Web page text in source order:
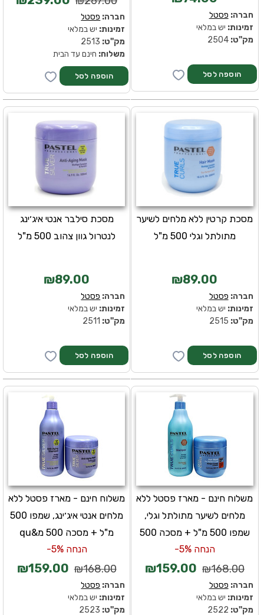
חברה: פסטל
זמינות: יש במלאי
מק''ט:
משלוח: חינם עד הבית
חברה: פסטל
זמינות: יש במלאי
מק''ט: 2504
מסכת סילבר אנטי איג׳ינג
לנטרול גוון צהוב 500 מ"ל
₪89.00
חברה: פסטל
זמינות: יש במלאי
מק''ט:
מסכת קרטין ללא מלחים לשיער
מתולתל וגלי 500 מ"ל
₪89.00
חברה: פסטל
זמינות: יש במלאי
מק''ט:
משלוח חינם - מארז פסטל ללא
מלחים אנטי איג׳ינג, שמפו 500
מ"ל + מסכה 500 מ&qu
הנחה 5%-
₪168.00
₪159.00
חברה: פסטל
זמינות: יש במלאי
מק''ט:
משלוח חינם - מארז פסטל ללא
מלחים לשיער מתולתל וגלי,
שמפו 500 מ"ל + מסכה 500
הנחה 5%-
₪168.00
₪159.00
חברה: פסטל
זמינות: יש במלאי
מק''ט: